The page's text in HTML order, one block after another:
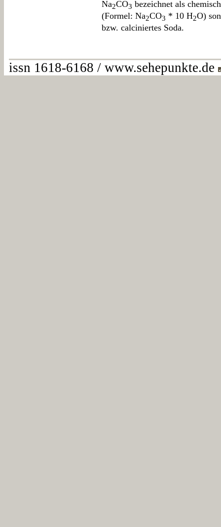
Na2CO3 bezeichnet als
(Formel: Na2CO3 * 10 H2O)
bzw. calciniertes Soda.
issn 1618-6168 / www.sehepunkte.de